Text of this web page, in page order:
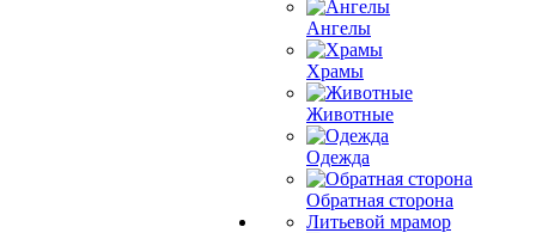
Ангелы
Храмы
Животные
Одежда
Обратная сторона
Литьевой мрамор